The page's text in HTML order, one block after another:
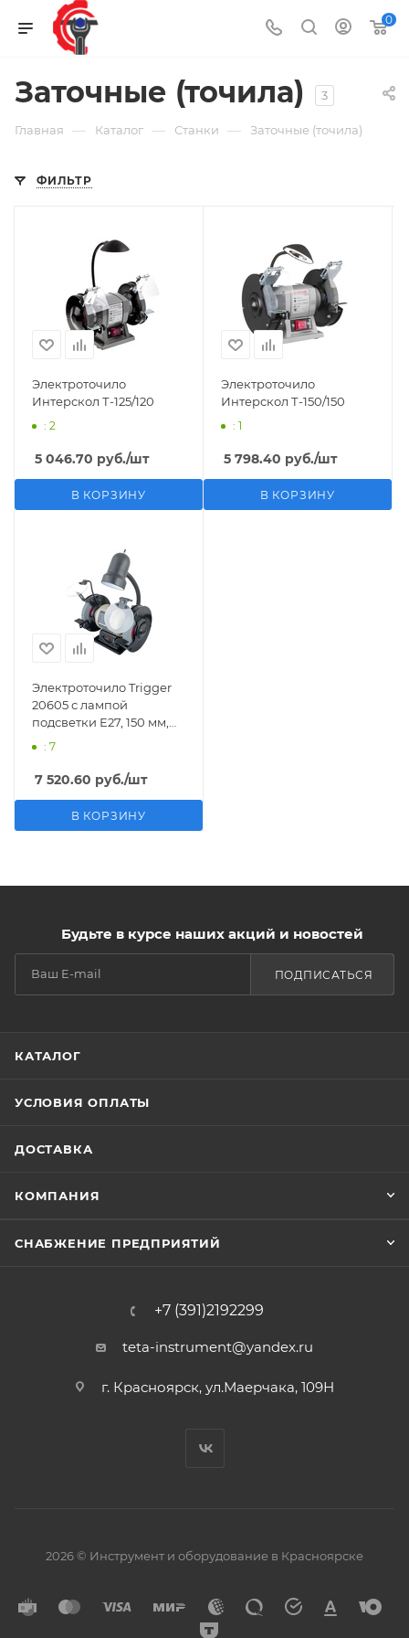
0
Заточные (точила) 3
Главная — Каталог — Станки — Заточные (точила)
ФИЛЬТР
Электроточило
Интерскол Т-125/120
: 2
5 046.70 руб./шт
В КОРЗИНУ
Электроточило
Интерскол Т-150/150
: 1
5 798.40 руб./шт
В КОРЗИНУ
Электроточило Trigger
20605 с лампой
подсветки Е27, 150 мм,
300 Вт
: 7
7 520.60 руб./шт
В КОРЗИНУ
Будьте в курсе наших акций и новостей
ПОДПИСАТЬСЯ
КАТАЛОГ
УСЛОВИЯ ОПЛАТЫ
ДОСТАВКА
КОМПАНИЯ
СНАБЖЕНИЕ ПРЕДПРИЯТИЙ
+7 (391)2192299
teta-instrument@yandex.ru
г. Красноярск, ул.Маерчака, 109Н
2026 © Инструмент и оборудование в Красноярске